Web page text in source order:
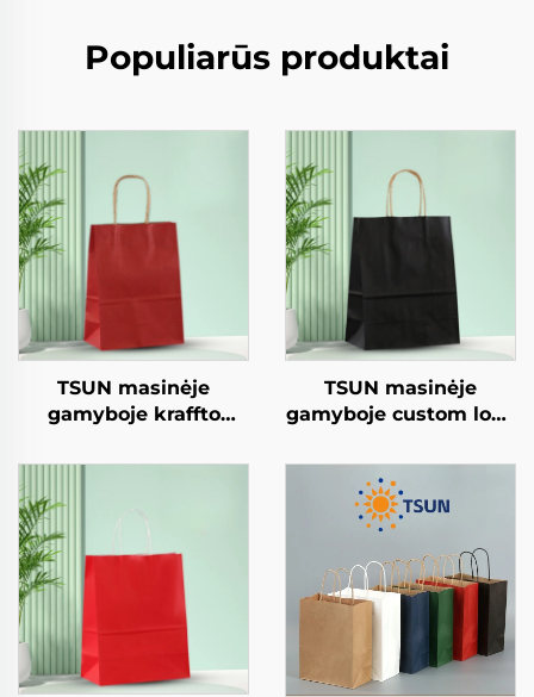
Populiarūs produktai
TSUN masinėje
gamyboje kraffto
custom logo takeaway
metai/Kalėdų dovanų
TSUN masinėje
gamyboje custom logo
vamzdeliai takeaway
Naujieji metai/Kalėdų
maisto apipakuotė
spaudinio paviršius